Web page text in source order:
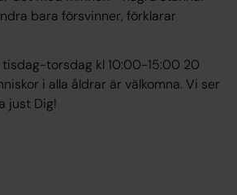
bara försvinner, förklarar
torsdag kl 10:00-15:00 20
i alla åldrar är välkomna. Vi ser
just Dig!